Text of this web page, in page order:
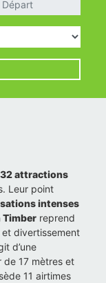
32 attractions
Leur point
intenses
reprend
divertissement
d’une
de 17 mètres et
11 airtimes